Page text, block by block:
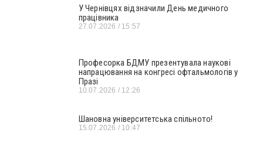
У Чернівцях відзначили День медичного
працівника
27.07.2026 15:57
Професорка БДМУ презентувала наукові
напрацювання на конгресі офтальмологів у
Празі
10.07.2026 12:26
Шановна університетська спільното!
15.07.2026 10:47